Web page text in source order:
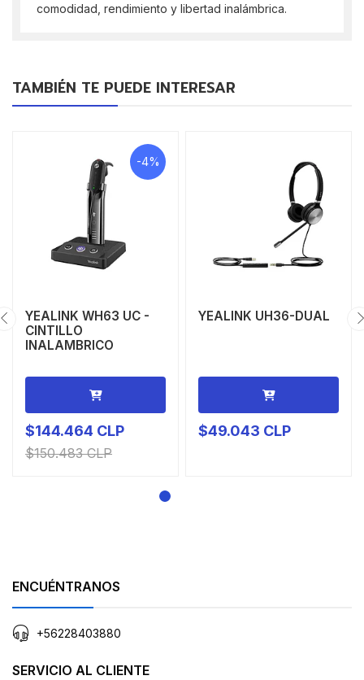
comodidad, rendimiento y libertad inalámbrica.
TAMBIÉN TE PUEDE INTERESAR
-4%
YEALINK WH63 UC -
CINTILLO
INALAMBRICO
$144.464 CLP
$150.483 CLP
YEALINK UH36-DUAL
$49.043 CLP
ENCUÉNTRANOS
+56228403880
SERVICIO AL CLIENTE